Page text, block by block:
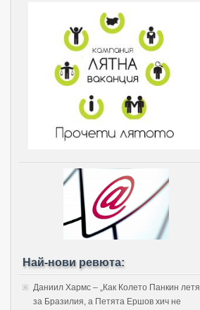
Най-нови ревюта:
Даниил Хармс – „Как Колето Панкин летя
за Бразилия, а Петята Ершов хич не